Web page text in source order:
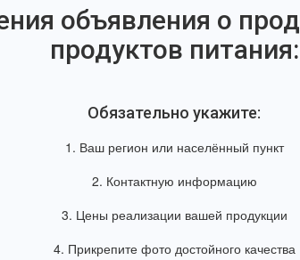
объявления о
продуктов питания:
Обязательно укажите:
1. Ваш регион или населённый пункт
2. Контактную информацию
3. Цены реализации вашей продукции
4. Прикрепите фото достойного качества